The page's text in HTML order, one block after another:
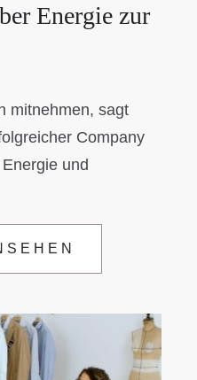
Energie zur
mitnehmen, sagt
Company
und